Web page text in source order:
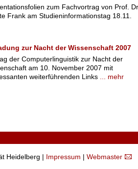
zum Fachvortrag von Prof.
Frank am Studieninformationstag 18.11.
zur Nacht der Wissenschaft 2007
der Computerlinguistik zur Nacht der
am 10. November 2007 mit
weiterführenden Links
... mehr
Heidelberg | Impressum | Webmaster